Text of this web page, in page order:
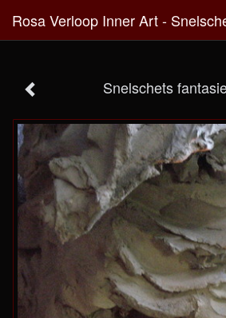
Snelschets